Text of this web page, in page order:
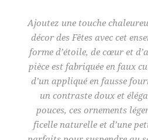
Ajoutez une touche
décor des Fêtes avec cet
forme d’étoile, de cœur et
pièce est fabriquée en faux
d’un appliqué en fausse
un contraste doux et
pouces, ces ornements
ficelle naturelle et d’une